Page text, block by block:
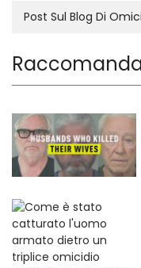
Post Sul Blog Di